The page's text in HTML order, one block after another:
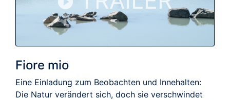
Fiore mio
Eine Einladung zum Beobachten und Innehalten:
Die Natur verändert sich, doch sie verschwindet